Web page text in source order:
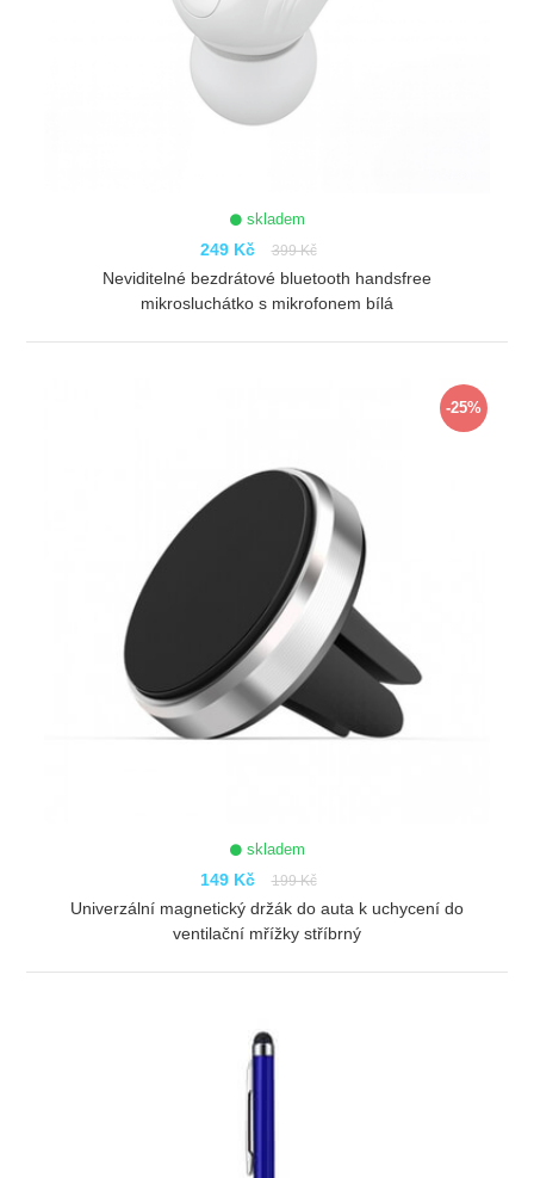
skladem
249 Kč 399 Kč
Neviditelné bezdrátové bluetooth handsfree
mikrosluchátko s mikrofonem bílá
-25%
skladem
149 Kč 199 Kč
Univerzální magnetický držák do auta k uchycení do
ventilační mřížky stříbrný